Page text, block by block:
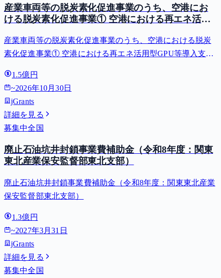
産業車両等の脱炭素化促進事業のうち、空港にお
ける脱炭素化促進事業① 空港における再エネ活用
費等補助金）
産業車両等の脱炭素化促進事業のうち、空港における脱炭
素化促進事業① 空港における再エネ活用型GPU等導入支援
1.5億円
~2026年10月30日
jGrants
詳細を見る
募集中全国
廃止石油坑井封鎖事業費補助金（令和8年度：関東
東北産業保安監督部東北支部）
廃止石油坑井封鎖事業費補助金（令和8年度：関東東北産業
保安監督部東北支部）
1.3億円
~2027年3月31日
jGrants
詳細を見る
募集中全国